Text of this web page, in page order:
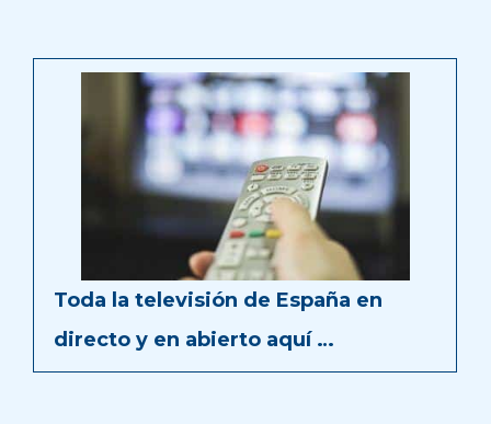
Toda la televisión de España en
directo y en abierto aquí …